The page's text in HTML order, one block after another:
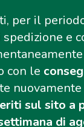
per il
e
con le
nuovamente
sul sito a
di